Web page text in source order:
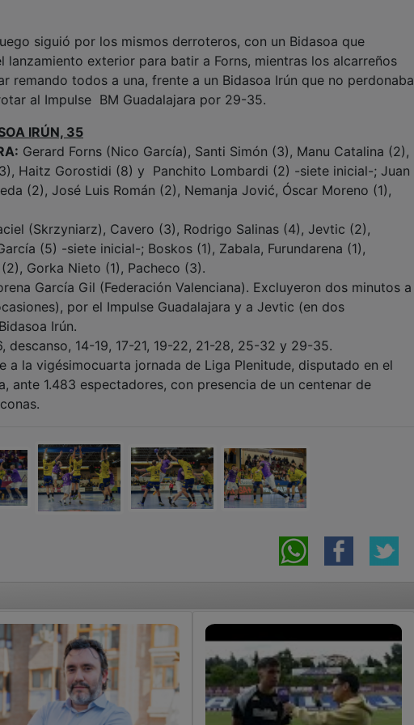
siguió por los mismos derroteros, con un Bidasoa que
lanzamiento exterior para batir a Forns, mientras los alcarreños
remando todos a una, frente a un Bidasoa Irún que no perdonaba
al Impulse BM Guadalajara por 29-35.
IRÚN, 35
Gerard Forns (Nico García), Santi Simón (3), Manu Catalina (2),
Haitz Gorostidi (8) y Panchito Lombardi (2) -siete inicial-; Juan
(2), José Luis Román (2), Nemanja Jović, Óscar Moreno (1),
(Skrzyniarz), Cavero (3), Rodrigo Salinas (4), Jevtic (2),
(5) -siete inicial-; Boskos (1), Zabala, Furundarena (1),
Gorka Nieto (1), Pacheco (3).
García Gil (Federación Valenciana). Excluyeron dos minutos a
por el Impulse Guadalajara y a Jevtic (en dos
Irún.
descanso, 14-19, 17-21, 19-22, 21-28, 25-32 y 29-35.
a la vigésimocuarta jornada de Liga Plenitude, disputado en el
ante 1.483 espectadores, con presencia de un centenar de